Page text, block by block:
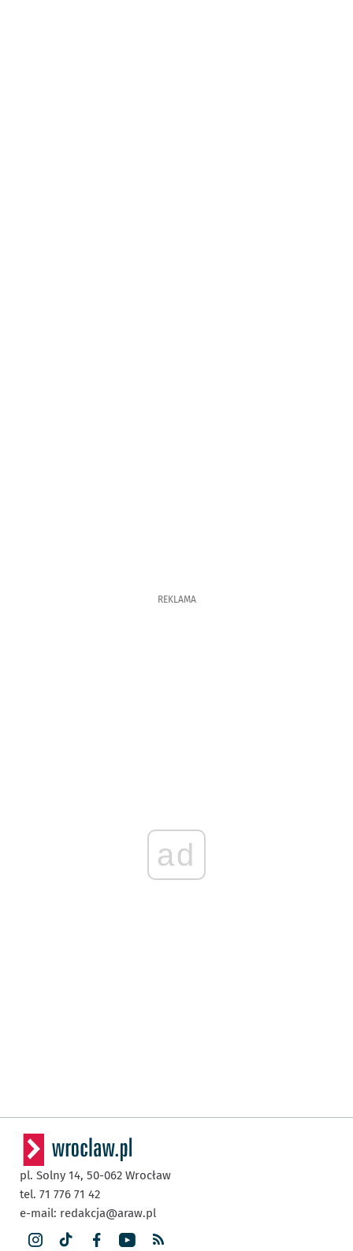
REKLAMA
ad
pl. Solny 14, 50-062 Wrocław
tel. 71 776 71 42
e-mail: redakcja@araw.pl